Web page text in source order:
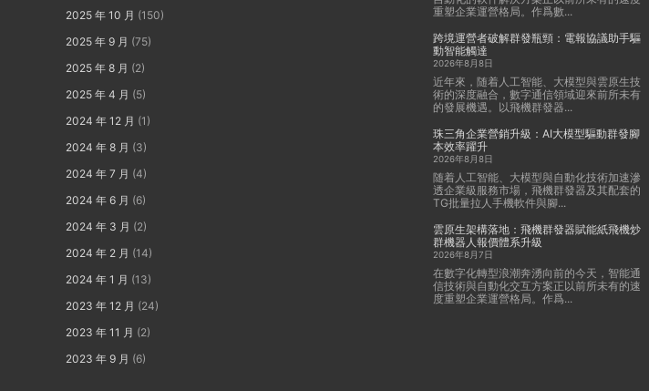
2025 年 10 月 (150)
2025 年 9 月 (75)
2025 年 8 月 (2)
2025 年 4 月 (5)
2024 年 12 月 (1)
2024 年 8 月 (3)
2024 年 7 月 (4)
2024 年 6 月 (6)
2024 年 3 月 (2)
2024 年 2 月 (14)
2024 年 1 月 (13)
2023 年 12 月 (24)
2023 年 11 月 (2)
2023 年 9 月 (6)
重塑企業運營格局。作爲數...
跨境運營者破解群發瓶頸：電報協議助手驅
動智能觸達
2026年8月8日
近年來，随着人工智能、大模型與雲原生技
術的深度融合，數字通信領域迎來前所未有
的發展機遇。以飛機群發器...
珠三角企業營銷升級：AI大模型驅動群發腳
本效率躍升
2026年8月8日
随着人工智能、大模型與自動化技術加速滲
透企業級服務市場，飛機群發器及其配套的
TG批量拉人手機軟件與腳...
雲原生架構落地：飛機群發器賦能紙飛機炒
群機器人報價體系升級
2026年8月7日
在數字化轉型浪潮奔湧向前的今天，智能通
信技術與自動化交互方案正以前所未有的速
度重塑企業運營格局。作爲...